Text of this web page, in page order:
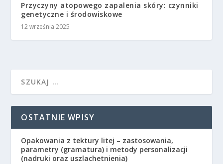
Przyczyny atopowego zapalenia skóry: czynniki
genetyczne i środowiskowe
12 września 2025
OSTATNIE WPISY
Opakowania z tektury litej – zastosowania,
parametry (gramatura) i metody personalizacji
(nadruki oraz uszlachetnienia)